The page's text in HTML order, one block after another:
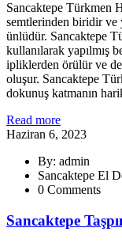
Sancaktepe Türkmen
semtlerinden biridir ve
ünlüdür. Sancaktepe
kullanılarak yapılmış
ipliklerden örülür ve
oluşur. Sancaktepe
dokunuş katmanın
Read more
Haziran 6, 2023
By: admin
Sancaktepe El
0 Comments
Sancaktepe